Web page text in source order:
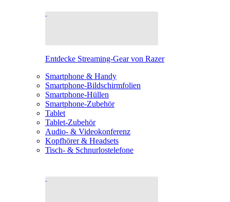
Entdecke Streaming-Gear von Razer
Smartphone & Handy
Smartphone-Bildschirmfolien
Smartphone-Hüllen
Smartphone-Zubehör
Tablet
Tablet-Zubehör
Audio- & Videokonferenz
Kopfhörer & Headsets
Tisch- & Schnurlostelefone